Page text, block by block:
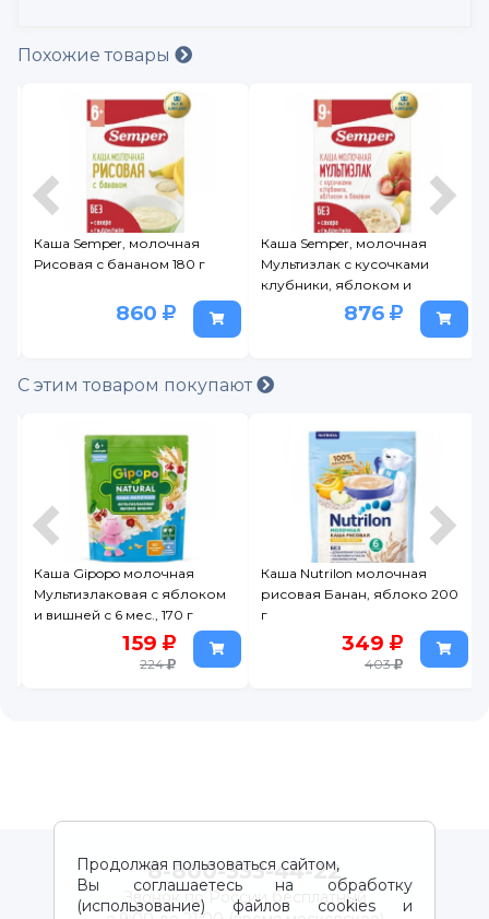
Похожие товары
Каша Semper, молочная
Рисовая с бананом 180 г
860
Каша Semper, молочная
Мультизлак с кусочками
клубники, яблоком и
бананом 180 г 876
С этим товаром покупают
Каша Gipopo молочная
Мультизлаковая с яблоком
и вишней с 6 мес., 170 г
159
224
Каша Nutrilon молочная
рисовая Банан, яблоко 200
г
349
403
Продолжая пользоваться сайтом,
Вы соглашаетесь на обработку
(использование) файлов cookies и
8-800-333-44-22
Звонок по России бесплатный